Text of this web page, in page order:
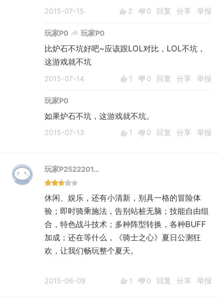
2015-07-15 2 0 回复 分享 举报
玩家P0 玩家P0
比炉石不坑好吧~应该跟LOL对比，LOL不坑，
这游戏就不坑
2015-07-14 1 0 回复 分享 举报
玩家P0
如果炉石不坑，这游戏就不坑。
2015-07-13 1 0 回复 分享 举报
玩家P2522201…
休闲、娱乐，还有小清新，别具一格的冒险体
验；即时骑乘施法，告别站桩无脑；技能自由组
合，特色战斗技术；多种阵型转换，各种BUFF
加成；还在等什么，《骑士之心》夏日公测狂
欢，让我们畅玩整个夏天。
2015-06-09 1 0 回复 分享 举报